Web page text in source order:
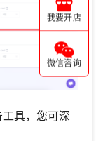
具，您可深
我要开店
微信咨询